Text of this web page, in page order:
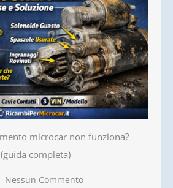
microcar non funziona?
completa)
Nessun Commento